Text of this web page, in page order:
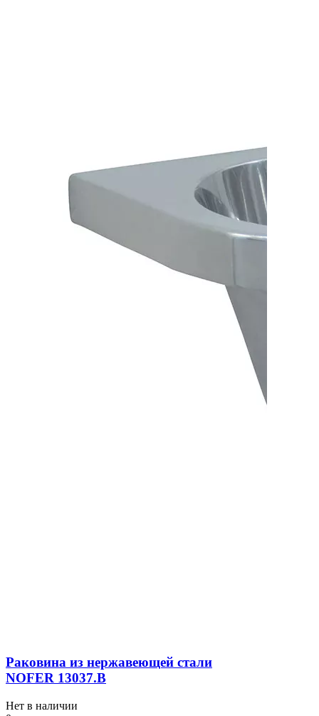
Раковина из нержавеющей стали
NOFER 13037.B
Нет в наличии